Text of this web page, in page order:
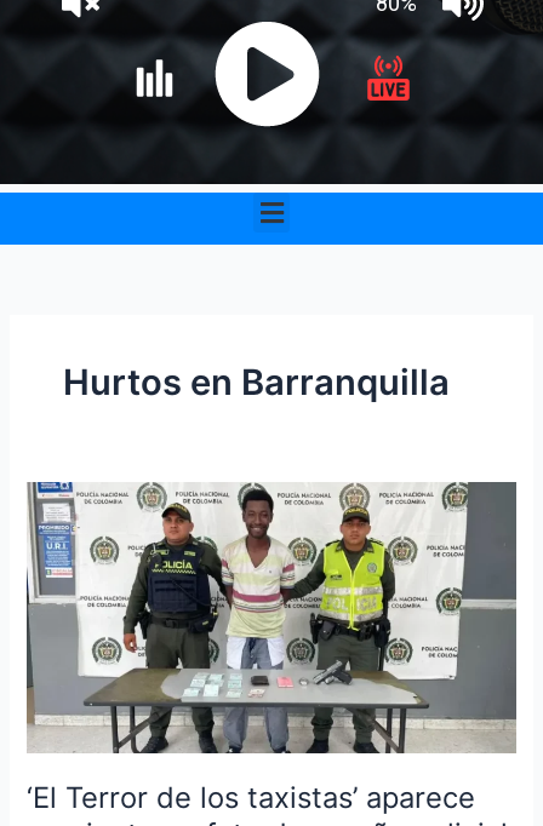
Menu
Hurtos en Barranquilla
‘El Terror de los taxistas’ aparece
‘El
Terror
de
los
taxistas’
aparece
sonriente
foto
de
reseña
policial